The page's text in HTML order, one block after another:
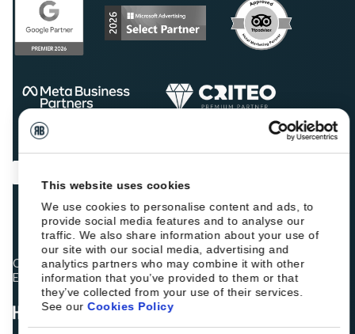
This website uses cookies
We use cookies to personalise content and ads, to
provide social media features and to analyse our
traffic. We also share information about your use of
our site with our social media, advertising and
analytics partners who may combine it with other
information that you’ve provided to them or that
they’ve collected from your use of their services.
See ourCookies Policy
Os colegas hoteleiros estão a classificar a Roiback como
Excelente: